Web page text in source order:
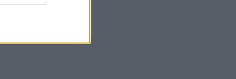
30 DE JULHO, 2026